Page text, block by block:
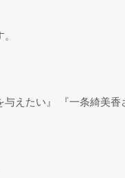
えたい』 『一条綺美